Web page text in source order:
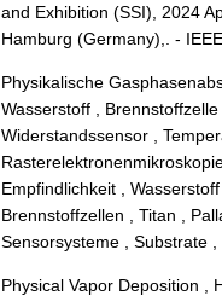
and Exhibition (SSI), 2024
Hamburg (Germany),. -
Physikalische
Wasserstoff , Brennstoffzelle
Widerstandssensor ,
Rasterelektronenmikroskopie
Empfindlichkeit , Wasserstoff ,
Brennstoffzellen , Titan ,
Sensorsysteme , Substrate ,
Physical Vapor Deposition ,